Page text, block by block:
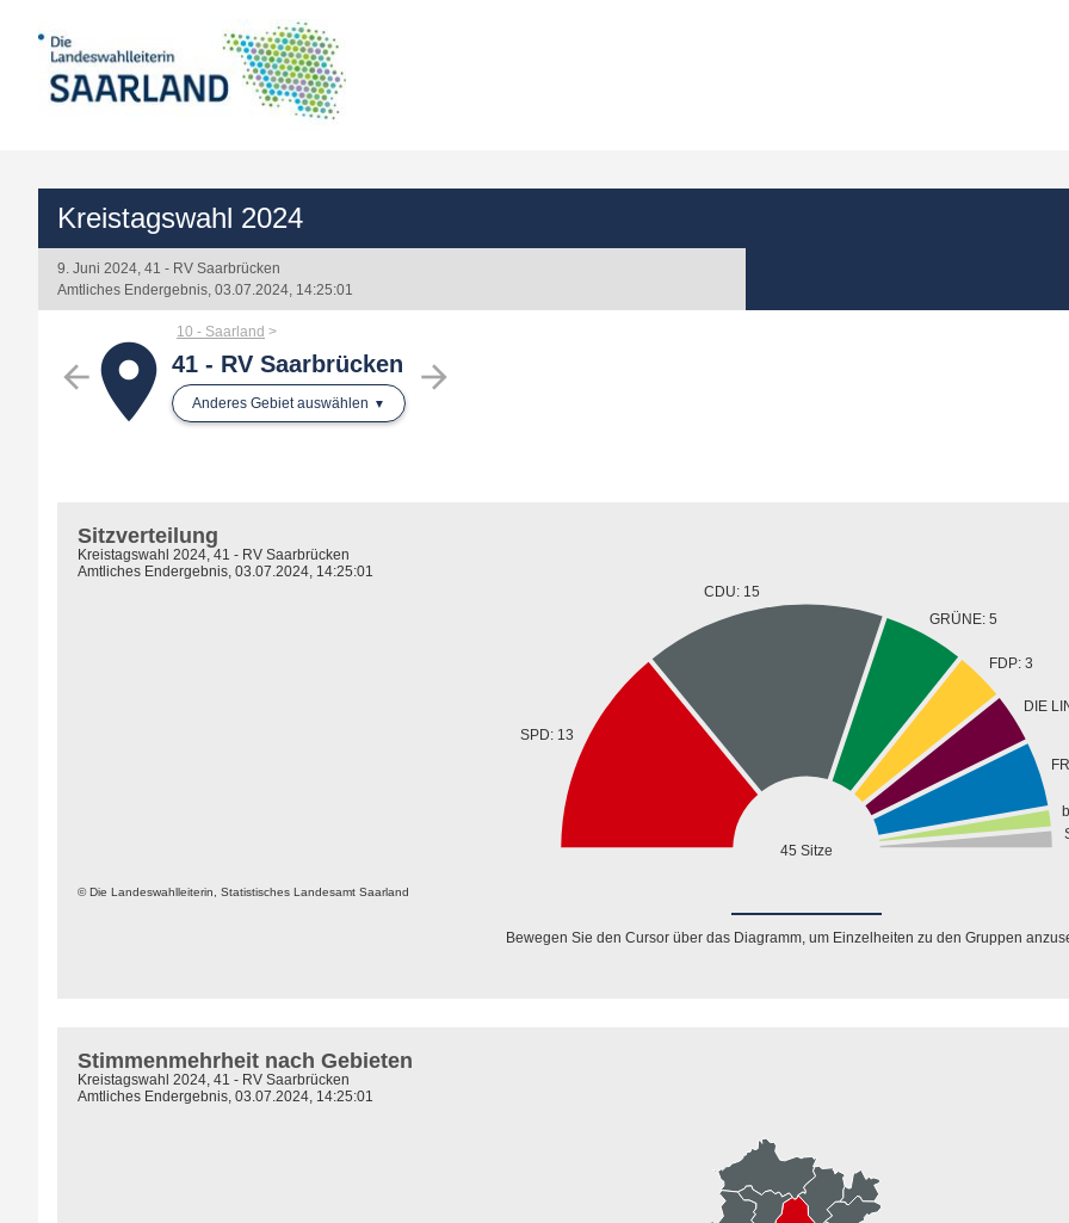
Kreistagswahl 2024
9. Juni 2024, 41 - RV Saarbrücken
Amtliches Endergebnis, 03.07.2024, 14:25:01
arrow_back arrow_forward
place
10 - Saarland
41 - RV Saarbrücken
Anderes Gebiet auswählen
45 Sitze
SPD: 13
CDU: 15
GRÜNE: 5
FDP: 3
DIE
© Die Landeswahlleiterin, Statistisches Landesamt Saarland
Sitzverteilung
Kreistagswahl 2024, 41 - RV Saarbrücken
Amtliches Endergebnis, 03.07.2024, 14:25:01
Bewegen Sie den Cursor über das Diagramm, um Einzelheiten zu den Gruppen
Stimmenmehrheit nach Gebieten
Kreistagswahl 2024, 41 - RV Saarbrücken
Amtliches Endergebnis, 03.07.2024, 14:25:01